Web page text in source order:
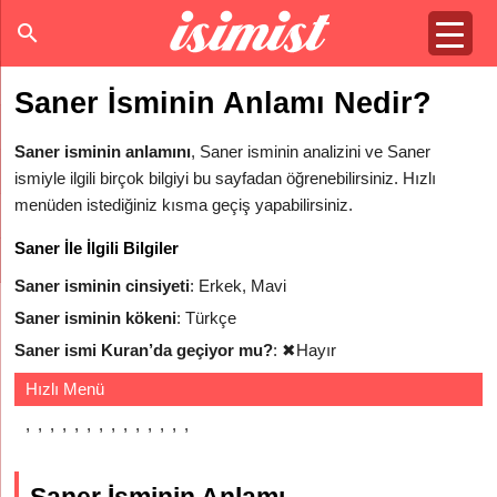
Saner İsminin Anlamı Nedir?
Saner isminin anlamını, Saner isminin analizini ve Saner
ismiyle ilgili birçok bilgiyi bu sayfadan öğrenebilirsiniz. Hızlı
menüden istediğiniz kısma geçiş yapabilirsiniz.
Saner İle İlgili Bilgiler
Saner isminin cinsiyeti: Erkek, Mavi
Saner isminin kökeni: Türkçe
Saner ismi Kuran’da geçiyor mu?: ✖Hayır
Hızlı Menü